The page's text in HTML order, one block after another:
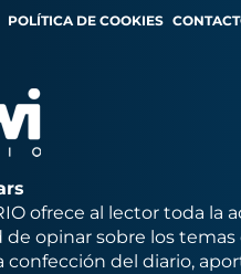
POLÍTICA DE COOKIES
ofrece al lector toda la
opinar sobre los temas
del diario,